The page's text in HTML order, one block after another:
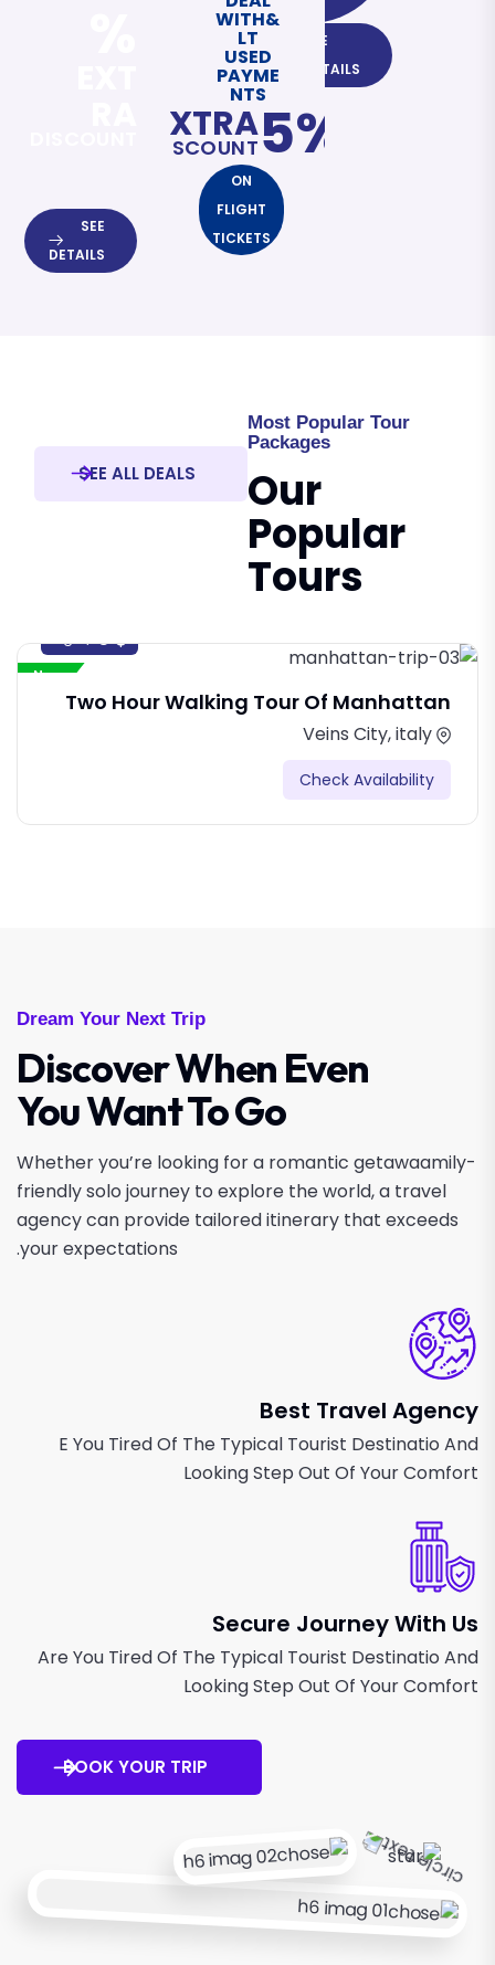
SEE
DETAILS
WITH&
LT
USED
PAYME
NTS
5%
EXTRA
DISCOUNT
ON
FLIGHT
TICKETS
SEE
DETAILS
Most Popular Tour
Packages
Our
Popular
Tours
SEE ALL DEALS
New
$
0
Two Hour Walking Tour Of Manhattan
Veins City, italy
Check Availability
Dream Your Next Trip
Discover When Even
You Want To Go
Whether you’re looking for a romantic getawaamily-
friendly solo journey to explore the world, a travel
agency can provide tailored itinerary that exceeds
your expectations.
Best Travel Agency
E You Tired Of The Typical Tourist Destinatio And
Looking Step Out Of Your Comfort
Secure Journey With Us
Are You Tired Of The Typical Tourist Destinatio And
Looking Step Out Of Your Comfort
BOOK YOUR TRIP